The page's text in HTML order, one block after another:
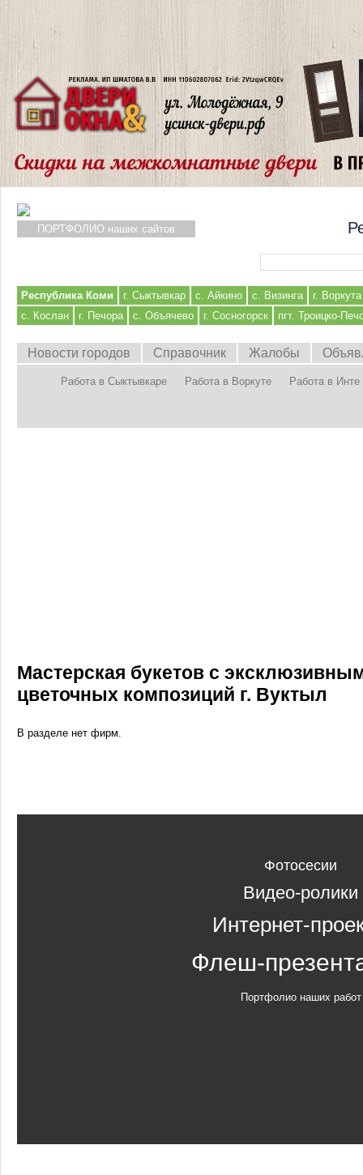
ПОРТФОЛИО наших сайтов
Республика Коми г. Сыктывкар с. Айкино с. Визинга
г. Воркута
с. Кослан
г. Печора с. Объячево г. Сосногорск пгт. Троицко-
Новости городов Справочник Жалобы
Работа в Сыктывкаре Работа в Воркуте Работа в Инте
Мастерская букетов с
цветочных композиций г. Вуктыл
В разделе нет фирм.
Фотосесии
Видео-ролики
Интернет-
Флеш-
Портфолио наших работ